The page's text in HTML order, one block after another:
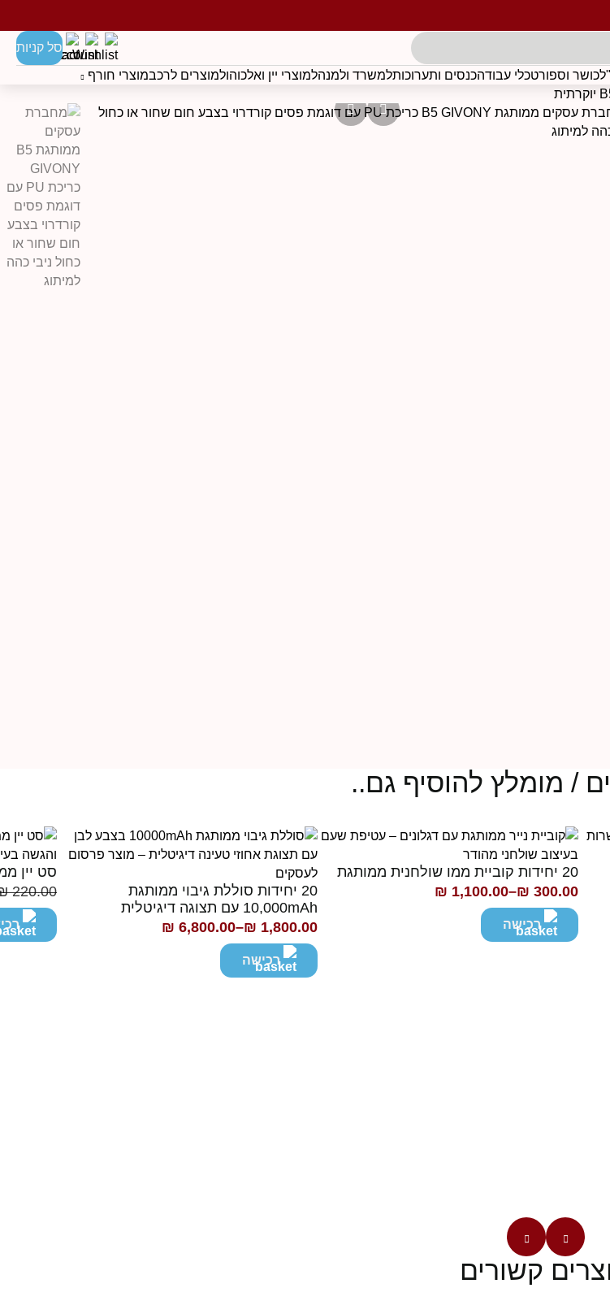
סל קניות
כושר וספורטכלי עבודהכנסים ותערוכותלמשרד ולמנהלמוצרי יין ואלכוהולמוצרים לרכבמוצרי חורף
/ מומלץ להוסיף גם..
20 יחידות קוביית ממו שולחנית ממותגת
₪ 300.00
–
₪ 1,100.00
טווח
מחירים:רכישה
20 יחידות סוללת גיבוי ממותגת
10,000mAh עם תצוגה דיגיטלית
₪ 1,800.00
–
₪ 6,800.00
טווח
מחירים:רכישה
סט יין
220.00
המחיר
המקורי
היה:
המחיר
הנוכחי
הוא:
קשורים